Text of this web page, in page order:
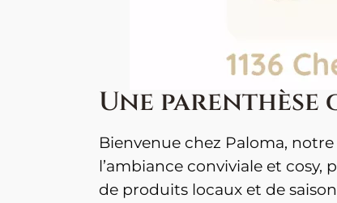
Une
Bienvenue chez Paloma,
l’ambiance conviviale et
de produits locaux et de